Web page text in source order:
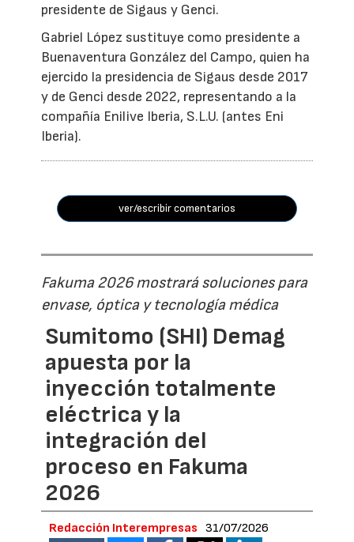
presidente de Sigaus y Genci.
Gabriel López sustituye como presidente a
Buenaventura González del Campo, quien ha
ejercido la presidencia de Sigaus desde 2017
y de Genci desde 2022, representando a la
compañía Enilive Iberia, S.L.U. (antes Eni
Iberia).
ver/escribir comentarios
Fakuma 2026 mostrará soluciones para
envase, óptica y tecnología médica
Sumitomo (SHI) Demag
apuesta por la
inyección totalmente
eléctrica y la
integración del
proceso en Fakuma
2026
Redacción Interempresas 31/07/2026